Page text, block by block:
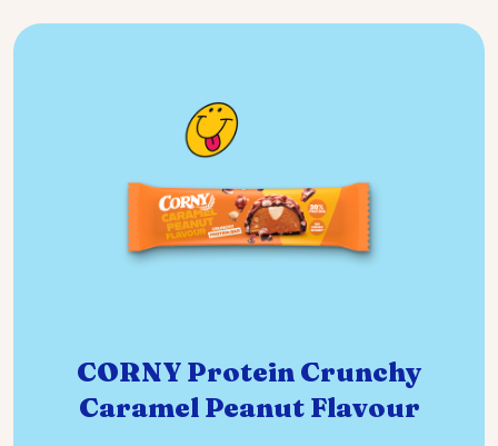
CORNY Protein Crunchy
Caramel Peanut Flavour